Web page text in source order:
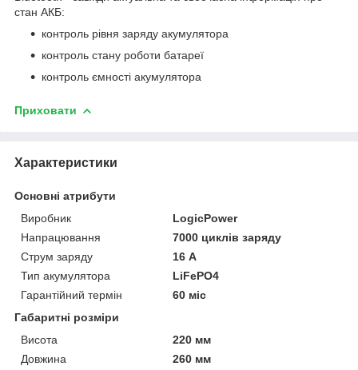
стан АКБ:
контроль рівня заряду акумулятора
контроль стану роботи батареї
контроль ємності акумулятора
Приховати
Характеристики
Основні атрибути
Виробник
LogicPower
Напрацювання
7000 циклів заряду
Струм заряду
16 А
Тип акумулятора
LiFePO4
Гарантійний термін
60 міс
Габаритні розміри
Висота
220 мм
Довжина
260 мм